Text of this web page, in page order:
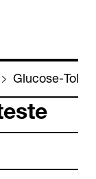
Glu­cose-​